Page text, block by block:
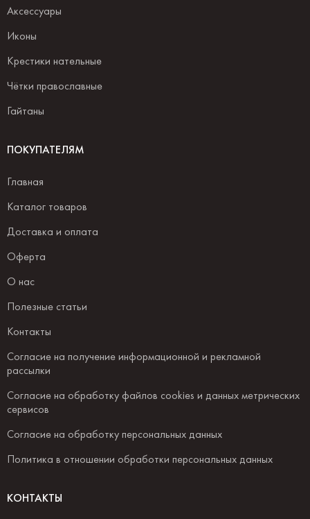
Аксессуары
Иконы
Крестики нательные
Чётки православные
Гайтаны
ПОКУПАТЕЛЯМ
Главная
Каталог товаров
Доставка и оплата
Оферта
О нас
Полезные статьи
Контакты
Согласие на получение информационной и рекламной
рассылки
Согласие на обработку файлов cookies и данных метрических
сервисов
Согласие на обработку персональных данных
Политика в отношении обработки персональных данных
КОНТАКТЫ